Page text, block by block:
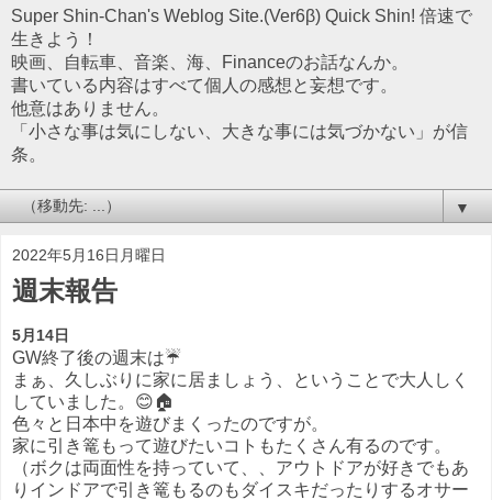
Super Shin-Chan's Weblog Site.(Ver6β) Quick Shin! 倍速で
生きよう！
映画、自転車、音楽、海、Financeのお話なんか。
書いている内容はすべて個人の感想と妄想です。
他意はありません。
「小さな事は気にしない、大きな事には気づかない」が信
条。
▼
2022年5月16日月曜日
週末報告
5月14日
GW終了後の週末は☔
まぁ、久しぶりに家に居ましょう、ということで大人しく
していました。😊🏠
色々と日本中を遊びまくったのですが。
家に引き篭もって遊びたいコトもたくさん有るのです。
（ボクは両面性を持っていて、、アウトドアが好きでもあ
りインドアで引き篭もるのもダイスキだったりするオサー